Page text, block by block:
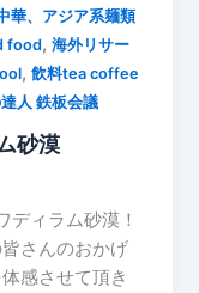
華、アジア系麺類
food,海外リサー
,飲料tea coffee
人 鉄板会議
砂漠
ディラム砂漠！
さんのおかげ
感させて頂き